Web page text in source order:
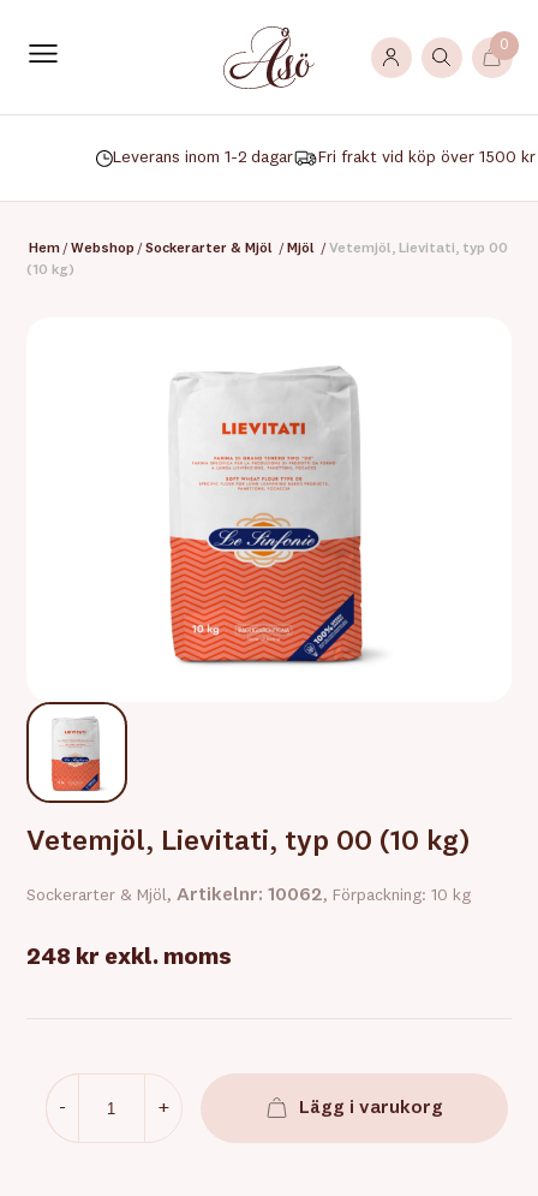
0
Leverans inom 1-2 dagar Fri frakt vid köp över 1500 kr
Hem / Webshop / Sockerarter & Mjöl / Mjöl / Vetemjöl, Lievitati, typ 00
(10 kg)
Vetemjöl, Lievitati, typ 00 (10 kg)
Sockerarter & Mjöl,Artikelnr: 10062, Förpackning: 10 kg
248 kr exkl. moms
- + Lägg i varukorg